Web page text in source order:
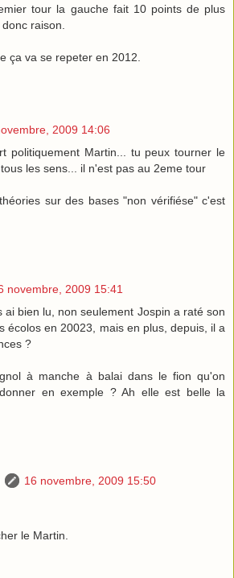
tour la gauche fait 10 points de plus
raison.
ça va se repeter en 2012.
2009 14:06
politiquement Martin... tu peux tourner le
les sens... il n'est pas au 2eme tour
sur des bases "non vérifiése" c'est
novembre, 2009 15:41
ai bien lu, non seulement Jospin a raté son
écolos en 20023, mais en plus, depuis, il a
?
à manche à balai dans le fion qu'on
en exemple ? Ah elle est belle la
16 novembre, 2009 15:50
le Martin.